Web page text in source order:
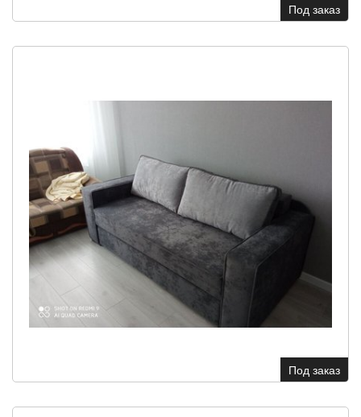
Под заказ
Под заказ